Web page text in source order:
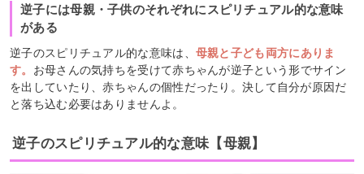
逆子には母親・子供のそれぞれにスピリチュアル的な意味
がある
逆子のスピリチュアル的な意味は、 母親と子ども両方にありま
す。 お母さんの気持ちを受けて赤ちゃんが逆子という形でサイン
を出していたり、赤ちゃんの個性だったり。決して自分が原因だ
と落ち込む必要はありませんよ。
逆子のスピリチュアル的な意味【母親】